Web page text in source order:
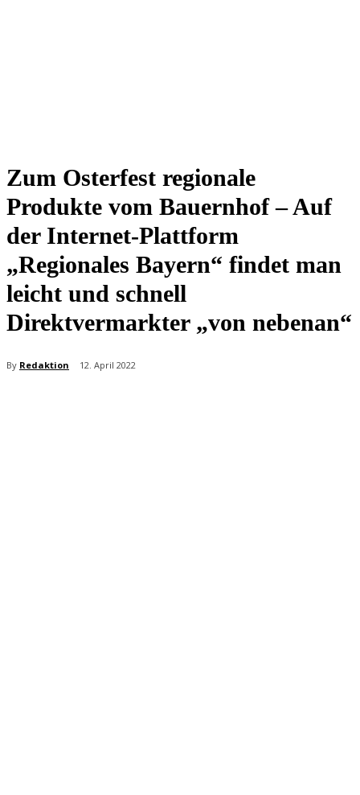
Zum Osterfest regionale
Produkte vom Bauernhof – Auf
der Internet-Plattform
„Regionales Bayern“ findet man
leicht und schnell
Direktvermarkter „von nebenan“
By Redaktion 12. April 2022